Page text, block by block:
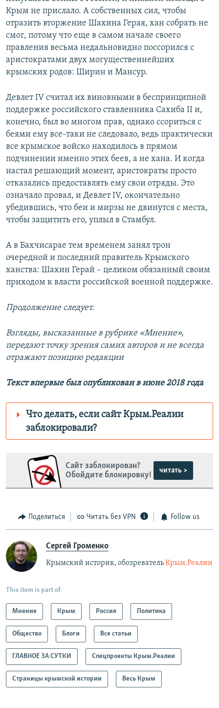
Крым не прислало. А собственных сил, чтобы
отразить вторжение Шахина Герая, хан собрать не
смог, потому что еще в самом начале своего
правления весьма недальновидно поссорился с
аристократами двух могущественнейших
крымских родов: Ширин и Мансур.
Девлет IV считал их виновными в беспринципной
поддержке российского ставленника Сахиба II и,
конечно, был во многом прав, однако ссориться с
беями ему все-таки не следовало, ведь практически
все крымское войско находилось в прямом
подчинении именно этих беев, а не хана. И когда
настал решающий момент, аристократы просто
отказались предоставлять ему свои отряды. Это
означало провал, и Девлет IV, окончательно
убедившись, что беи и мирзы не двинутся с места,
чтобы защитить его, уплыл в Стамбул.
А в Бахчисарае тем временем занял трон
очередной и последний правитель Крымского
ханства: Шахин Герай – целиком обязанный своим
приходом к власти российской военной поддержке.
Продолжение следует.
Взгляды, высказанные в рубрике «Мнение»,
передают точку зрения самих авторов и не всегда
отражают позицию редакции
Текст впервые был опубликован в июне 2018 года​
Что делать, если сайт Крым.Реалии
заблокировали?
Крым.Реалии
зеркального
сайта: https://d3dfhuxm2n0q8b.cloudfront.net/
установить VPN
Сайт заблокирован?
Обойдите блокировку!
читать >
Поделиться Читать без VPN Follow us
Сергей Громенко
Крымский историк, обозревательКрым.Реалии
This item is part of
Мнение Крым Россия Политика
Общество Блоги Все статьи
ГЛАВНОЕ ЗА СУТКИ Спецпроекты Крым.Реалии
Страницы крымской истории Весь Крым